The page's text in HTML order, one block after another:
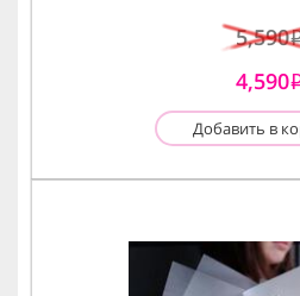
5,590
4,590
Добавить в